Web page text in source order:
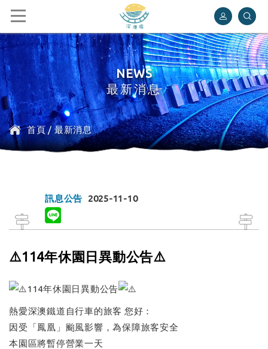
深澳鐵道自行車
NEWS
最新消息
首頁/最新消息
訊息公告 2025-11-10
⚠️114年休園日異動公告⚠️
114年休園日異動公告
熱愛深澳鐵道自行車的旅客 您好：
因受「鳳凰」颱風影響，為保障旅客安全
本園區將暫停營業一天